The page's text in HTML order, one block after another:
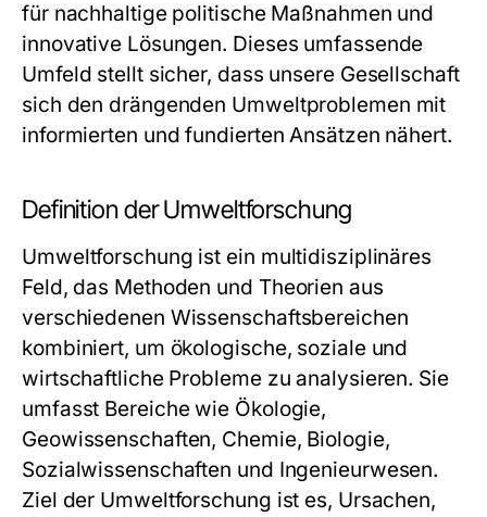
für nachhaltige politische Maßnahmen und
innovative Lösungen. Dieses umfassende
Umfeld stellt sicher, dass unsere Gesellschaft
sich den drängenden Umweltproblemen mit
informierten und fundierten Ansätzen nähert.
Definition der Umweltforschung
Umweltforschung ist ein multidisziplinäres
Feld, das Methoden und Theorien aus
verschiedenen Wissenschaftsbereichen
kombiniert, um ökologische, soziale und
wirtschaftliche Probleme zu analysieren. Sie
umfasst Bereiche wie Ökologie,
Geowissenschaften, Chemie, Biologie,
Sozialwissenschaften und Ingenieurwesen.
Ziel der Umweltforschung ist es, Ursachen,